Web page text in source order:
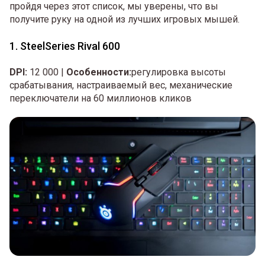
пройдя через этот список, мы уверены, что вы
получите руку на одной из лучших игровых мышей.
1. SteelSeries Rival 600
DPI: 12 000 | Особенности:регулировка высоты
срабатывания, настраиваемый вес, механические
переключатели на 60 миллионов кликов